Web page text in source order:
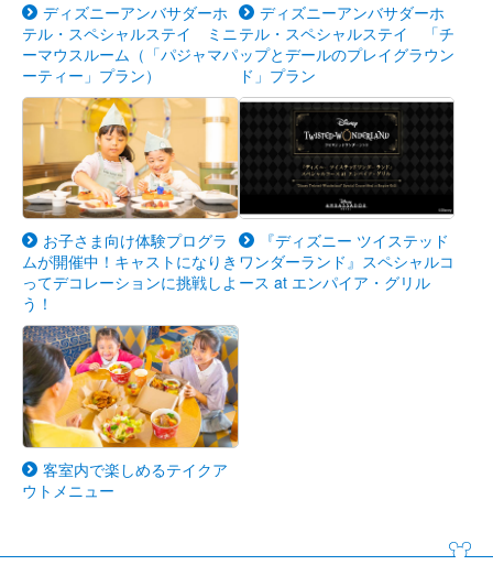
ディズニーアンバサダーホ
テル・スペシャルステイ ミニ
ーマウスルーム（「パジャマパ
ーティー」プラン）
ディズニーアンバサダーホ
テル・スペシャルステイ 「チ
ップとデールのプレイグラウン
ド」プラン
お子さま向け体験プログラ
ムが開催中！キャストになりき
ってデコレーションに挑戦しよ
う！
『ディズニー ツイステッド
ワンダーランド』スペシャルコ
ース at エンパイア・グリル
客室内で楽しめるテイクア
ウトメニュー